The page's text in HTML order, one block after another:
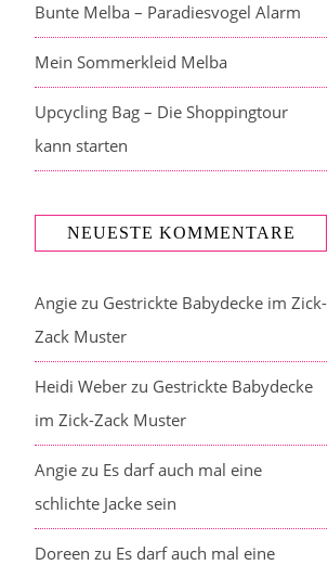
Bunte Melba – Paradiesvogel Alarm
Mein Sommerkleid Melba
Upcycling Bag – Die Shoppingtour
kann starten
NEUESTE KOMMENTARE
Angie zu Gestrickte Babydecke im Zick-
Zack Muster
Heidi Weber zu Gestrickte Babydecke
im Zick-Zack Muster
Angie zu Es darf auch mal eine
schlichte Jacke sein
Doreen zu Es darf auch mal eine